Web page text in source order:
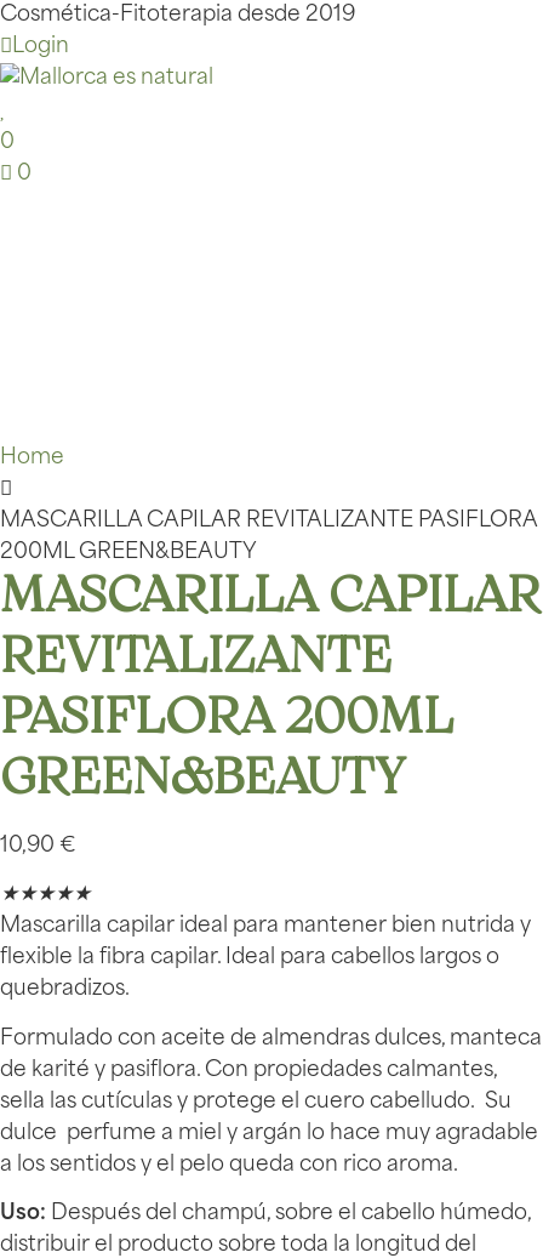
Cosmética-Fitoterapia desde 2019
Login
0
0
Home
MASCARILLA CAPILAR REVITALIZANTE PASIFLORA
200ML GREEN&BEAUTY
MASCARILLA CAPILAR
REVITALIZANTE
PASIFLORA 200ML
GREEN&BEAUTY
10,90 €
★★★★★
Mascarilla capilar ideal para mantener bien nutrida y
flexible la fibra capilar. Ideal para cabellos largos o
quebradizos.
Formulado con aceite de almendras dulces, manteca
de karité y pasiflora. Con propiedades calmantes,
sella las cutículas y protege el cuero cabelludo. Su
dulce perfume a miel y argán lo hace muy agradable
a los sentidos y el pelo queda con rico aroma.
Uso: Después del champú, sobre el cabello húmedo,
distribuir el producto sobre toda la longitud del